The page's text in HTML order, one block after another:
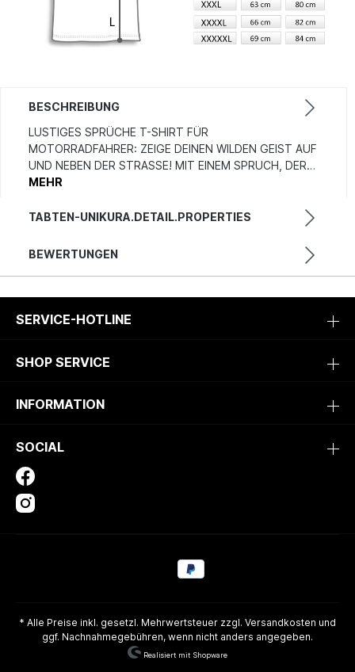
BESCHREIBUNG
LUSTIGES SPRÜCHE T-SHIRT FÜR
MOTORRADFAHRER: ZEIGE DEINEN WILDEN GEIST AUF
UND NEBEN DER STRASSE! MIT EINEM SPRUCH, DER…
MEHR
TABTEN-UNIKURA.DETAIL.PROPERTIES
BEWERTUNGEN
SERVICE-HOTLINE
SHOP SERVICE
INFORMATION
SOCIAL
* Alle Preise inkl. gesetzl. Mehrwertsteuer zzgl. Versandkosten und
ggf. Nachnahmegebühren, wenn nicht anders angegeben.
Realisiert mit Shopware